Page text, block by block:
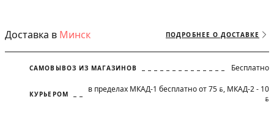
Доставка в Минск ПОДРОБНЕЕ О ДОСТАВКЕ
САМОВЫВОЗ ИЗ МАГАЗИНОВ Бесплатно
КУРЬЕРОМ в пределах МКАД-1 бесплатно от 75 BYN, МКАД-2 - 10
BYN